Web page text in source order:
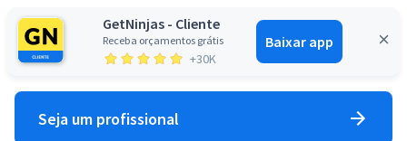
GetNinjas - Cliente
Receba orçamentos grátis
+30K
Baixar app
Entrar
Seja um profissional